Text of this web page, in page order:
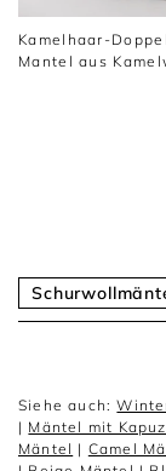
Kamelhaar-
Mantel aus
Siehe auch:
| Mäntel mit
Mäntel | Camel